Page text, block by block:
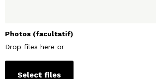
Photos (facultatif)
Drop files here or
Select files